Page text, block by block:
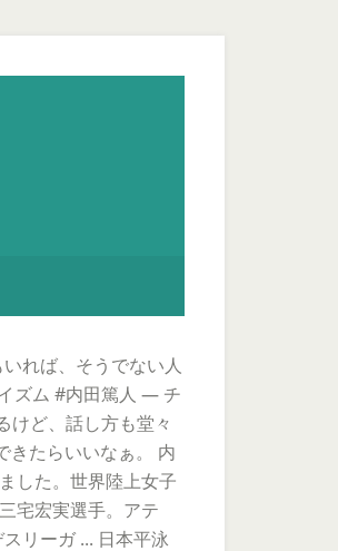
れば、そうでない人
ズム #内田篤人 — チ
けど、話し方も堂々
きたらいいなぁ。 内
した。世界陸上女子
宅宏実選手。アテ
リーガ ... 日本平泳